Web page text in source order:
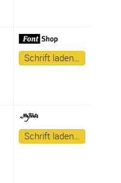
Schrift laden…
Schrift laden…